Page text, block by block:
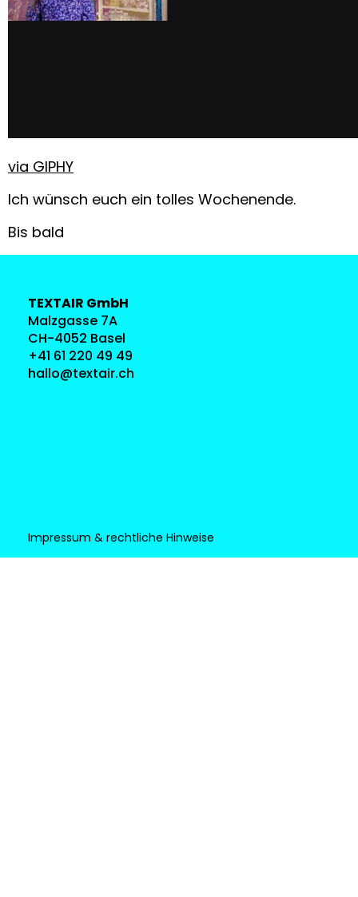
via GIPHY
Ich wünsch euch ein tolles Wochenende.
Bis bald
TEXTAIR GmbH
Malzgasse 7A
CH-4052 Basel
+41 61 220 49 49
hallo@textair.ch
Impressum & rechtliche Hinweise